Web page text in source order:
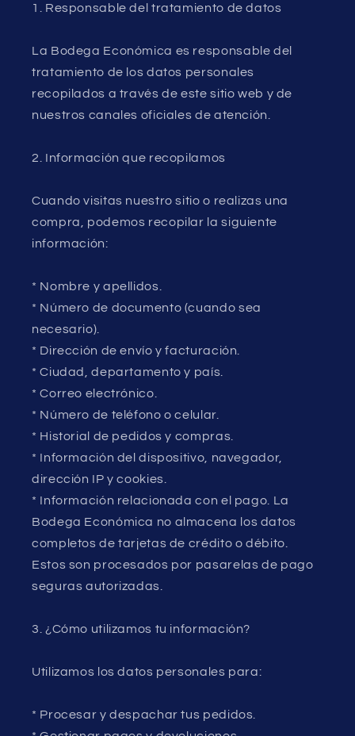
1. Responsable del tratamiento de datos
La Bodega Económica es responsable del
tratamiento de los datos personales
recopilados a través de este sitio web y de
nuestros canales oficiales de atención.
2. Información que recopilamos
Cuando visitas nuestro sitio o realizas una
compra, podemos recopilar la siguiente
información:
* Nombre y apellidos.
* Número de documento (cuando sea
necesario).
* Dirección de envío y facturación.
* Ciudad, departamento y país.
* Correo electrónico.
* Número de teléfono o celular.
* Historial de pedidos y compras.
* Información del dispositivo, navegador,
dirección IP y cookies.
* Información relacionada con el pago. La
Bodega Económica no almacena los datos
completos de tarjetas de crédito o débito.
Estos son procesados por pasarelas de pago
seguras autorizadas.
3. ¿Cómo utilizamos tu información?
Utilizamos los datos personales para:
* Procesar y despachar tus pedidos.